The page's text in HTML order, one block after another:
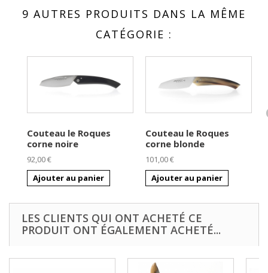
9 AUTRES PRODUITS DANS LA MÊME
CATÉGORIE :
Couteau le Roques
corne noire
92,00 €
Ajouter au panier
Couteau le Roques
corne blonde
101,00 €
Ajouter au panier
LES CLIENTS QUI ONT ACHETÉ CE
PRODUIT ONT ÉGALEMENT ACHETÉ...